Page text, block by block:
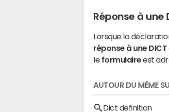
Réponse à une
Lorsque la
réponse à une DICT
le formulaireest
AUTOUR DU MÊME
Dict definition